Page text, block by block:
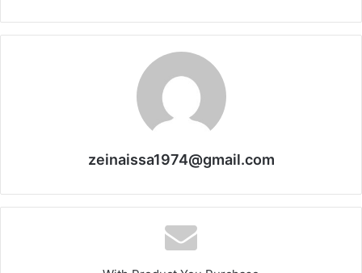
zeinaissa1974@gmail.com